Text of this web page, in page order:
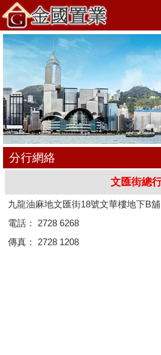
分行網絡
文匯街總
九龍油麻地文匯街18號文華樓地下B舖
電話： 2728 6268
傳真： 2728 1208